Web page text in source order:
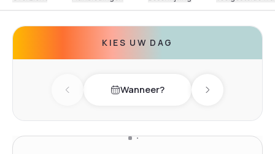
KIES UW DAG
Previous dayWanneer? Next day